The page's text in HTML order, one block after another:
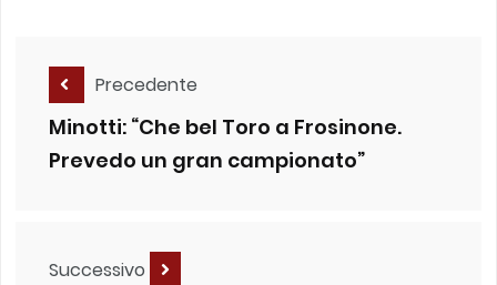
Precedente
Minotti: “Che bel Toro a Frosinone.
Prevedo un gran campionato”
Successivo